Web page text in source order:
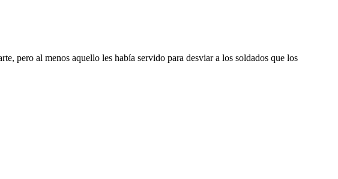
pero al menos aquello les había servido para desviar a los soldados que los